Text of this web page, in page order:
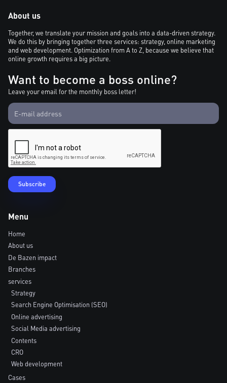
About us
Together, we translate your mission and goals into a data-driven strategy.
We do this by bringing together three services: strategy, online marketing
and web development. Optimization from A to Z, because we believe that
online growth requires a big picture.
Want to become a boss online?
Leave your email for the monthly boss letter!
Menu
Home
About us
De Bazen impact
Branches
services
Strategy
Search Engine Optimisation (SEO)
Online advertising
Social Media advertising
Contents
CRO
Web development
Cases